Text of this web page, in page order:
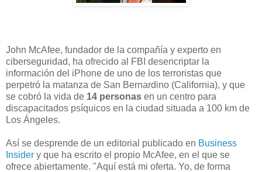
John McAfee, fundador de la compañía y experto en
ciberseguridad, ha ofrecido al FBI desencriptar la
información del iPhone de uno de los terroristas que
perpetró la matanza de San Bernardino (California), y que
se cobró la vida de 14 personas en un centro para
discapacitados psíquicos en la ciudad situada a 100 km de
Los Ángeles.
Así se desprende de un editorial publicado en Business
Insider y que ha escrito el propio McAfee, en el que se
ofrece abiertamente. "Aquí está mi oferta. Yo, de forma